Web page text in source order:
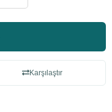
Karşılaştır